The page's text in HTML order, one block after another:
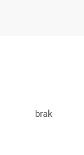
brak